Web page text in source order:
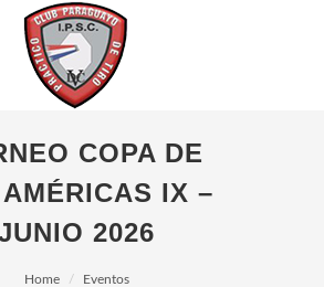
COPA DE
IX –
2026
Home Eventos